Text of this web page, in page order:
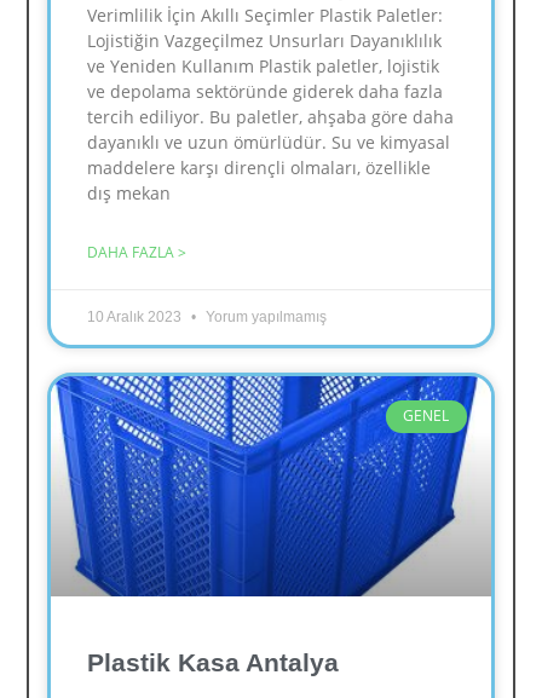
Verimlilik İçin Akıllı Seçimler Plastik Paletler:
Lojistiğin Vazgeçilmez Unsurları Dayanıklılık
ve Yeniden Kullanım Plastik paletler, lojistik
ve depolama sektöründe giderek daha fazla
tercih ediliyor. Bu paletler, ahşaba göre daha
dayanıklı ve uzun ömürlüdür. Su ve kimyasal
maddelere karşı dirençli olmaları, özellikle
dış mekan
DAHA FAZLA >
10 Aralık 2023 Yorum yapılmamış
GENEL
Plastik Kasa Antalya